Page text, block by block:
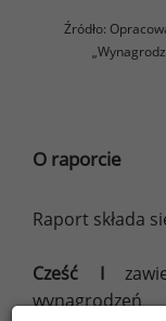
Źródło:
O raporcie
Raport składa
Cześć I